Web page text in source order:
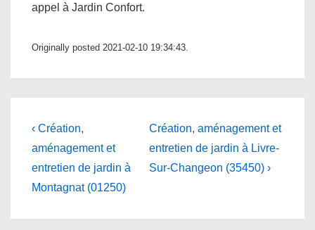
appel à Jardin Confort.
Originally posted 2021-02-10 19:34:43.
Navigation
de
l’article
Previous
Post
is
‹ Création,
aménagement et
entretien de jardin à
Montagnat (01250)
Next
Post
is
Création, aménagement et
entretien de jardin à Livre-
Sur-Changeon (35450) ›